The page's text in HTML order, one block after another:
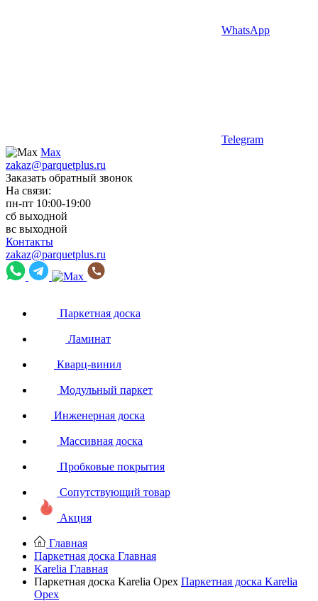
WhatsApp
Telegram
Max
zakaz@parquetplus.ru
Заказать обратный звонок
На связи:
пн-пт 10:00-19:00
сб выходной
вс выходной
Контакты
zakaz@parquetplus.ru
Паркетная доска
Ламинат
Кварц-винил
Модульный паркет
Инженерная доска
Массивная доска
Пробковые покрытия
Сопутствующий товар
Акция
Главная
Паркетная доска Главная
Karelia Главная
Паркетная доска Karelia Орех Паркетная доска Karelia
Орех